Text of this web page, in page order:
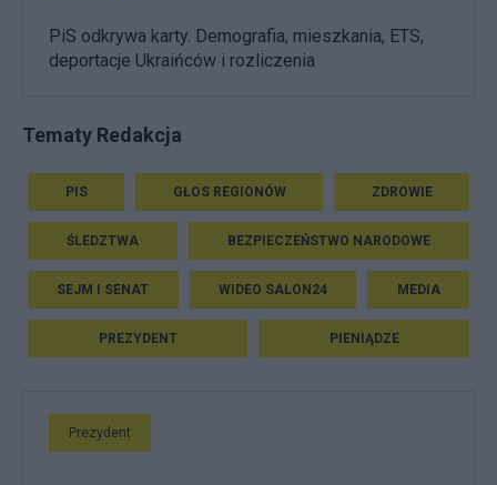
PiS odkrywa karty. Demografia, mieszkania, ETS,
deportacje Ukraińców i rozliczenia
Tematy Redakcja
PIS GŁOS REGIONÓW ZDROWIE
ŚLEDZTWA BEZPIECZEŃSTWO NARODOWE
SEJM I SENAT WIDEO SALON24 MEDIA
PREZYDENT PIENIĄDZE
Prezydent